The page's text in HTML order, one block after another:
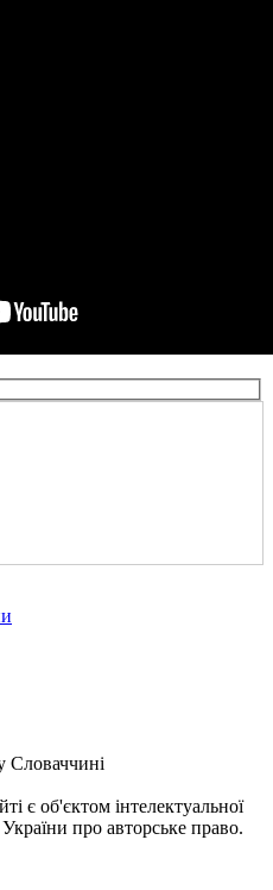
Словаччині
є об'єктом інтелектуальної
про авторське право.